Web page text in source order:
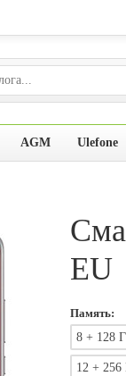
AGM Ulefone
EU
Память:
8 + 128
12 + 256